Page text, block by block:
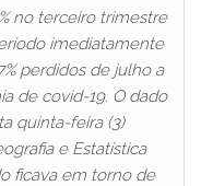
no terceiro trimestre
imediatamente
perdidos de julho a
de covid-19. O dado
quinta-feira (3)
e Estatística
ficava em torno de